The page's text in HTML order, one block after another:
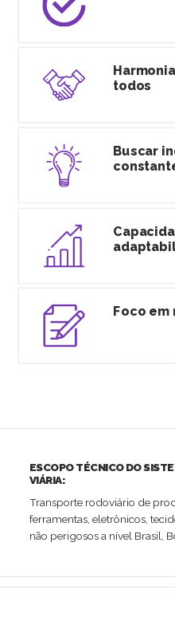
todos
Buscar
Foco
ESCOPO TÉCNICO DO
VIÁRIA:
Transporte rodoviário de
ferramentas, eletrônicos,
não perigosos a nível Brasil,